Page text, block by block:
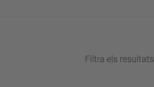
Filtra els resultats.